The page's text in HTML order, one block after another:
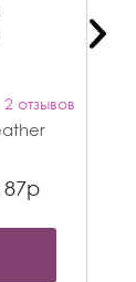
2 отзывов